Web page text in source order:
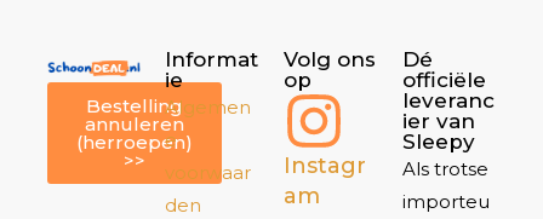
Bestelling
annuleren
(herroepen)
>>
Informat
ie
Algemen
e
voorwaar
den
Volg ons
op
Instagr
am
Dé
officiële
leveranc
ier van
Sleepy
Als trotse
importeu